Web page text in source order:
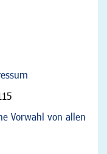
Vorwahl von allen